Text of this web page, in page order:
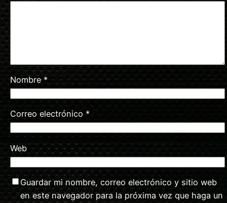
Nombre*
Correo electrónico *
Web
Guardar mi nombre, correo electrónico y sitio web
en este navegador para la próxima vez que haga un